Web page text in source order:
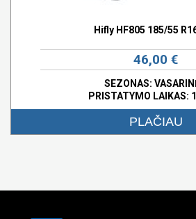
Hifly HF805 185/55
46,00 €
SEZONAS:
PRISTATYMO LAIKAS:
PLAČIAU